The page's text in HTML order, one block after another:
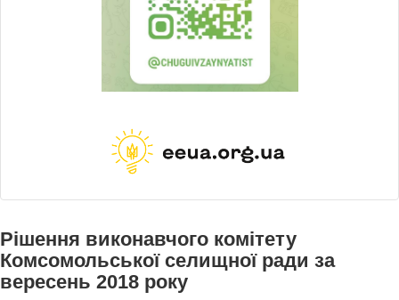
Рішення виконавчого комітету
Комсомольської селищної ради за
вересень 2018 року